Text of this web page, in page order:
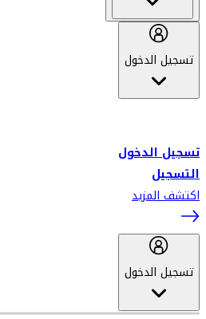
تسجيل الدخول
تسجيل الدخول
التسجيل
اكتشف المزيد
تسجيل الدخول